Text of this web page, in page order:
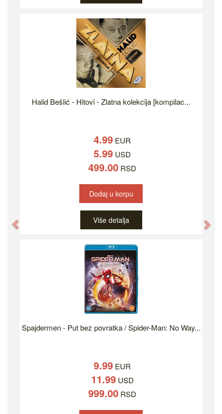
Halid Bešlić - Hitovi - Zlatna kolekcija [kompilac...
4.99 EUR
5.99 USD
499.00 RSD
Dodaj u korpu
Više detalja
Spajdermen - Put bez povratka / Spider-Man: No Way...
9.99 EUR
11.99USD
999.00 RSD